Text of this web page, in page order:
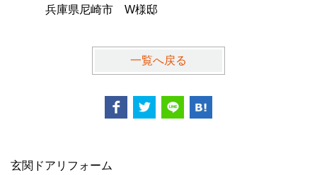
兵庫県尼崎市 W様邸
一覧へ戻る
玄関ドアリフォーム